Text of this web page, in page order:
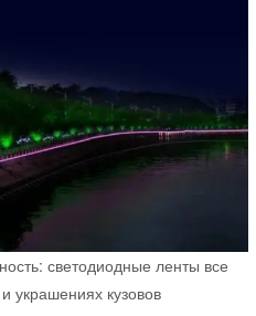
светодиодные ленты все
украшениях кузовов